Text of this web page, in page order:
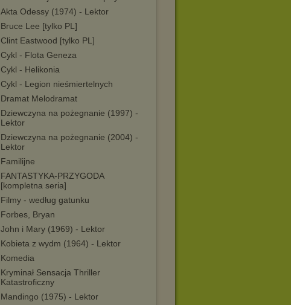
Akta Odessy (1974) - Lektor
Bruce Lee [tylko PL]
Clint Eastwood [tylko PL]
Cykl - Flota Geneza
Cykl - Helikonia
Cykl - Legion nieśmiertelnych
Dramat Melodramat
Dziewczyna na pożegnanie (1997) -
Lektor
Dziewczyna na pożegnanie (2004) -
Lektor
Familijne
FANTASTYKA-PRZYGODA
[kompletna seria]
Filmy - według gatunku
Forbes, Bryan
John i Mary (1969) - Lektor
Kobieta z wydm (1964) - Lektor
Komedia
Kryminał Sensacja Thriller
Katastroficzny
Mandingo (1975) - Lektor